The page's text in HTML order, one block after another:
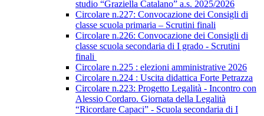
studio “Graziella Catalano” a.s. 2025/2026
Circolare n.227: Convocazione dei Consigli di
classe scuola primaria – Scrutini finali
Circolare n.226: Convocazione dei Consigli di
classe scuola secondaria di I grado - Scrutini
finali
Circolare n.225 : elezioni amministrative 2026
Circolare n.224 : Uscita didattica Forte Petrazza
Circolare n.223: Progetto Legalità - Incontro con
Alessio Cordaro. Giornata della Legalità
“Ricordare Capaci” - Scuola secondaria di I